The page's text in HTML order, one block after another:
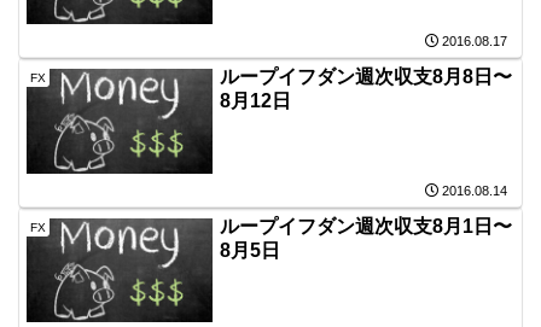
2016.08.17
FX
ループイフダン週次収支8月8日〜
8月12日
2016.08.14
FX
ループイフダン週次収支8月1日〜
8月5日